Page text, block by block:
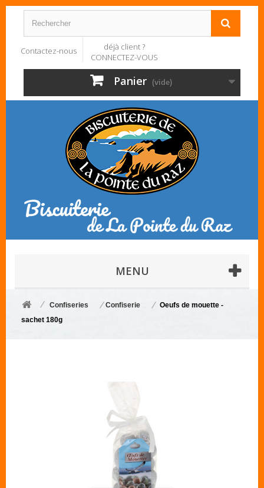
Contactez-nous
déjà client ?
CONNECTEZ-VOUS
Panier (vide)
MENU
Confiseries Confiserie
Oeufs de mouette -
sachet 180g